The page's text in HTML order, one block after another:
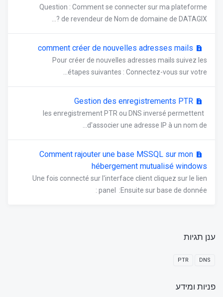
Question : Comment se connecter sur ma plateforme
de revendeur de Nom de domaine de DATAGIX ?...
comment créer de nouvelles adresses mails
Pour créer de nouvelles adresses mails suivez les
étapes suivantes : Connectez-vous sur votre...
Gestion des enregistrements PTR
les enregistrement PTR ou DNS inversé permettent
d'associer une adresse IP à un nom de...
Comment rajouter une base MSSQL sur mon
hébergement mutualisé windows
Une fois connecté sur l'interface client cliquez sur le lien
panel :Ensuite sur base de donnée :
ענן תגיות
DNS
PTR
פניות ומידע